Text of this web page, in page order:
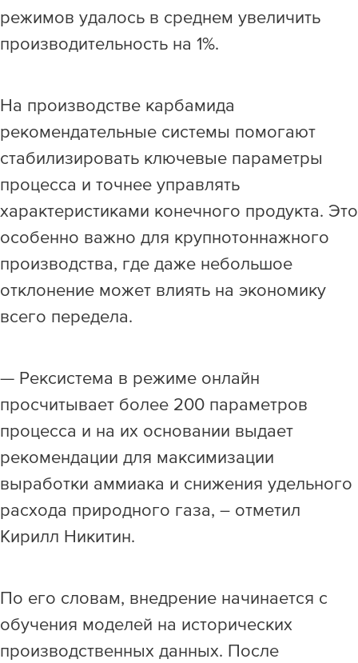
режимов удалось в среднем увеличить
производительность на 1%.
На производстве карбамида
рекомендательные системы помогают
стабилизировать ключевые параметры
процесса и точнее управлять
характеристиками конечного продукта. Это
особенно важно для крупнотоннажного
производства, где даже небольшое
отклонение может влиять на экономику
всего передела.
— Рексистема в режиме онлайн
просчитывает более 200 параметров
процесса и на их основании выдает
рекомендации для максимизации
выработки аммиака и снижения удельного
расхода природного газа, – отметил
Кирилл Никитин.
По его словам, внедрение начинается с
обучения моделей на исторических
производственных данных. После